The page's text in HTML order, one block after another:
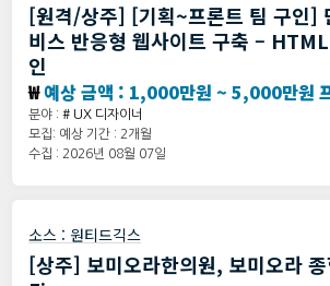
[원격/상주] [기획~프론트 팀 구인]
비스 반응형 웹사이트 구축 –
인
₩예상 금액 : 1,000만원 ~ 5,000만원
분야 : # UX 디자이너
모집: 예상 기간 : 2개월
수집 : 2026년 08월 07일
소스 : 원티드긱스
[상주] 보미오라한의원, 보미오라